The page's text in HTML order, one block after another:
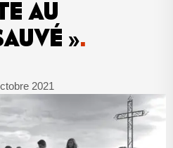
AU
».
2021